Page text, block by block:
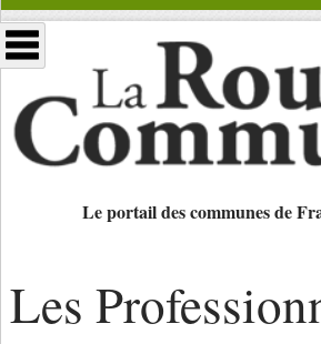
Le portail des communes de
Les